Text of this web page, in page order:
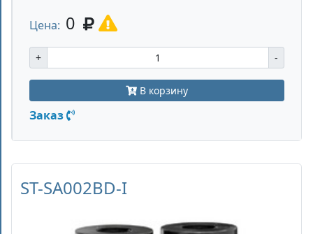
Цена: 0
+ -
В корзину
Заказ
ST-SA002BD-I